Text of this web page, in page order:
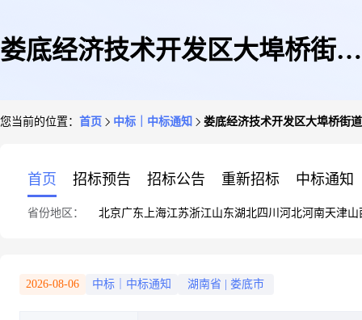
娄底经济技术开发区大埠桥街道
您当前的位置： 首页 中标｜中标通知 娄底经济技术开发区大埠桥街
首页 招标预告 招标公告 重新招标 中标通知
省份地区： 北京广东 上海江苏浙江山东湖北四川 河北河南天津山
2026-08-06 中标｜中标通知 湖南省 娄底市